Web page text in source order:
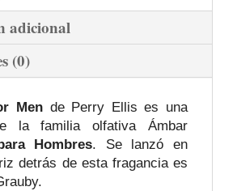
adicional
(0)
Mende Perry Ellis es una
la familia olfativa Ámbar
Hombres. Se lanzó en
detrás de esta fragancia es